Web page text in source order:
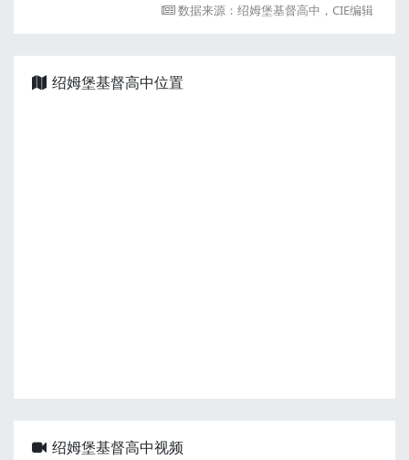
数据来源：绍姆堡基督高中，CIE编辑
绍姆堡基督高中位置
绍姆堡基督高中视频